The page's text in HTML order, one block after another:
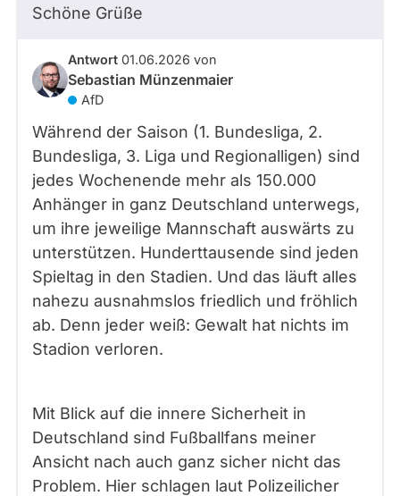
Schöne Grüße
Antwort 01.06.2026 von
Sebastian Münzenmaier
AfD
Während der Saison (1. Bundesliga, 2.
Bundesliga, 3. Liga und Regionalligen) sind
jedes Wochenende mehr als 150.000
Anhänger in ganz Deutschland unterwegs,
um ihre jeweilige Mannschaft auswärts zu
unterstützen. Hunderttausende sind jeden
Spieltag in den Stadien. Und das läuft alles
nahezu ausnahmslos friedlich und fröhlich
ab. Denn jeder weiß: Gewalt hat nichts im
Stadion verloren.
Mit Blick auf die innere Sicherheit in
Deutschland sind Fußballfans meiner
Ansicht nach auch ganz sicher nicht das
Problem. Hier schlagen laut Polizeilicher